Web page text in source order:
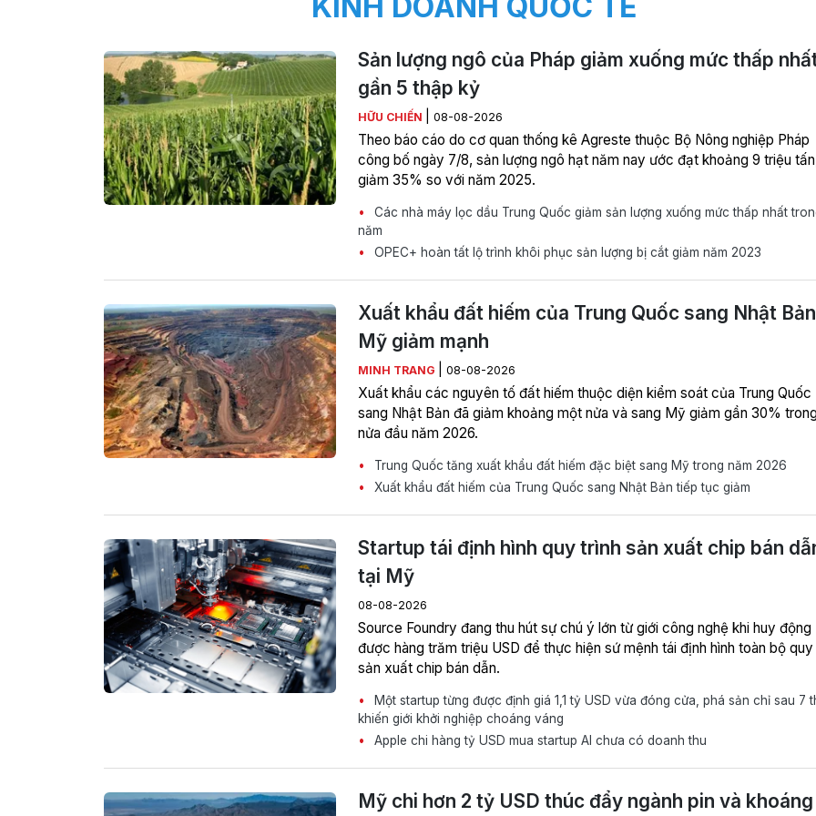
Sản lượng ngô của Pháp giảm xuống mức thấp
gần 5 thập kỷ
HỮU CHIẾN 08-08-2026
Theo báo cáo do cơ quan thống kê Agreste thuộc Bộ Nông nghiệp Pháp
công bố ngày 7/8, sản lượng ngô hạt năm nay ước đạt khoảng 9 triệu
giảm 35% so với năm 2025.
Các nhà máy lọc dầu Trung Quốc giảm sản lượng xuống mức thấp nhất
năm
OPEC+ hoàn tất lộ trình khôi phục sản lượng bị cắt giảm năm 2023
Xuất khẩu đất hiếm của Trung Quốc sang Nhật
Mỹ giảm mạnh
MINH TRANG 08-08-2026
Xuất khẩu các nguyên tố đất hiếm thuộc diện kiểm soát của Trung Quốc
sang Nhật Bản đã giảm khoảng một nửa và sang Mỹ giảm gần 30% trong
nửa đầu năm 2026.
Trung Quốc tăng xuất khẩu đất hiếm đặc biệt sang Mỹ trong năm 2026
Xuất khẩu đất hiếm của Trung Quốc sang Nhật Bản tiếp tục giảm
Startup tái định hình quy trình sản xuất chip bán
tại Mỹ
08-08-2026
Source Foundry đang thu hút sự chú ý lớn từ giới công nghệ khi huy động
được hàng trăm triệu USD để thực hiện sứ mệnh tái định hình toàn bộ quy
sản xuất chip bán dẫn.
Một startup từng được định giá 1,1 tỷ USD vừa đóng cửa, phá sản chỉ sau 7
khiến giới khởi nghiệp choáng váng
Apple chi hàng tỷ USD mua startup AI chưa có doanh thu
Mỹ chi hơn 2 tỷ USD thúc đẩy ngành pin và khoáng